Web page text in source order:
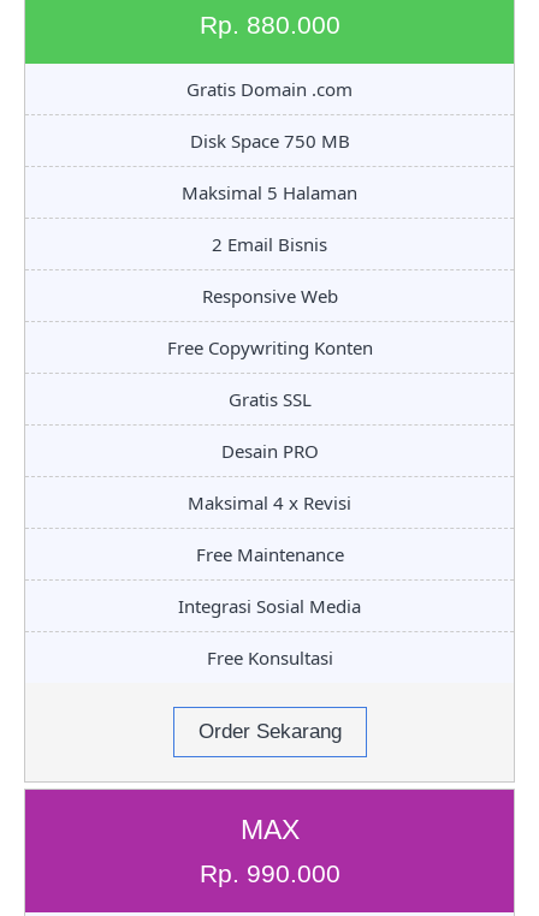
Rp. 880.000
Gratis Domain .com
Disk Space 750 MB
Maksimal 5 Halaman
2 Email Bisnis
Responsive Web
Free Copywriting Konten
Gratis SSL
Desain PRO
Maksimal 4 x Revisi
Free Maintenance
Integrasi Sosial Media
Free Konsultasi
Order Sekarang
MAX
Rp. 990.000